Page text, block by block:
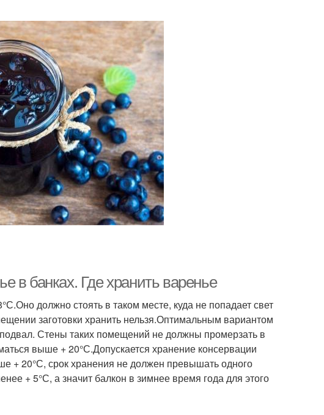
в банках. Где хранить варенье
должно стоять в таком месте, куда не попадает свет
заготовки хранить нельзя.Оптимальным вариантом
Стены таких помещений не должны промерзать в
выше + 20°С.Допускается хранение консервации
+ 20°С, срок хранения не должен превышать одного
+ 5°С, а значит балкон в зимнее время года для этого